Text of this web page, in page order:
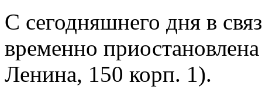
С сегодняшнего дня в
временно
Ленина, 150 корп. 1).